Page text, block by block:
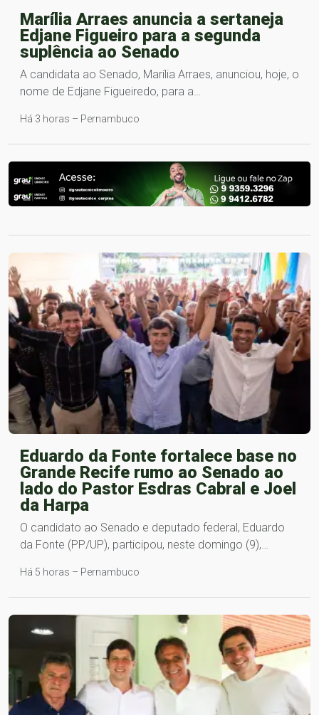
Marília Arraes anuncia a sertaneja
Edjane Figueiro para a segunda
suplência ao Senado
A candidata ao Senado, Marília Arraes, anunciou, hoje, o
nome de Edjane Figueiredo, para a…
Há 3 horas – Pernambuco
Eduardo da Fonte fortalece base no
Grande Recife rumo ao Senado ao
lado do Pastor Esdras Cabral e Joel
da Harpa
O candidato ao Senado e deputado federal, Eduardo
da Fonte (PP/UP), participou, neste domingo (9),…
Há 5 horas – Pernambuco